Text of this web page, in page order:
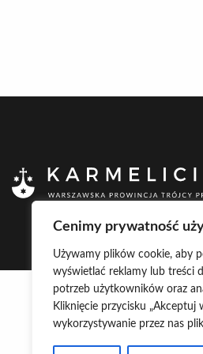
Cenimy prywatność
Używamy plików cookie, aby
wyświetlać reklamy lub treści
potrzeb użytkowników oraz
Kliknięcie przycisku „Akceptuj
wykorzystywanie przez nas